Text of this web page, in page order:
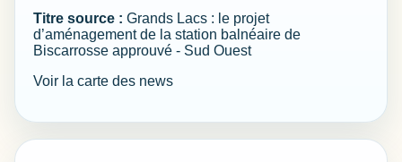
Titre source : Grands Lacs : le projet
d’aménagement de la station balnéaire de
Biscarrosse approuvé - Sud Ouest
Voir la carte des news